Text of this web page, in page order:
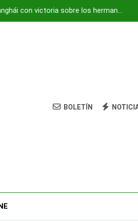
con victoria sobre los hermanos
«centro de mando» de Hezbolá
con victoria sobre los hermanos
Tsitsipas
vivienda: su nieta está herida y grave
«centro de mando» de Hezbolá
BOLETÍN